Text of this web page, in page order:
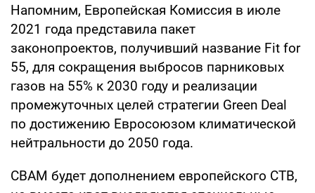
Напомним, Европейская Комиссия в июле
2021 года представила пакет
законопроектов, получивший название Fit for
55, для сокращения выбросов парниковых
газов на 55% к 2030 году и реализации
промежуточных целей стратегии Green Deal
по достижению Евросоюзом климатической
нейтральности до 2050 года.
CBAM будет дополнением европейского СТВ,